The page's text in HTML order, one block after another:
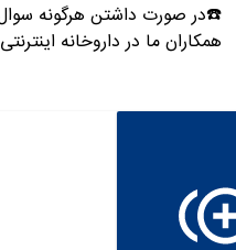
☎️در صورت داشتن هرگونه سوال
همکاران ما در داروخانه